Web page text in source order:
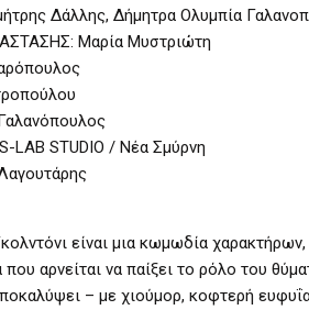
Δάλλης, Δήμητρα Ολυμπία
Μαρία Μυστριώτη
STUDIO / Νέα Σμύρνη
είναι μια κωμωδία
αρνείται να παίξει το ρόλο του
– με χιούμορ, κοφτερή